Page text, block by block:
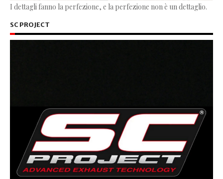
I dettagli fanno la perfezione, e la perfezione non è un dettaglio.
SC PROJECT